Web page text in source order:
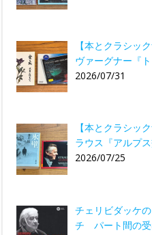
【本とクラシッ
ヴァーグナー『
2026/07/31
【本とクラシッ
ラウス『アルプス
2026/07/25
チェリビダッケ
チ パート間の受